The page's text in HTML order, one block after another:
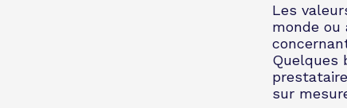
Les
monde ou
Quelques
sur